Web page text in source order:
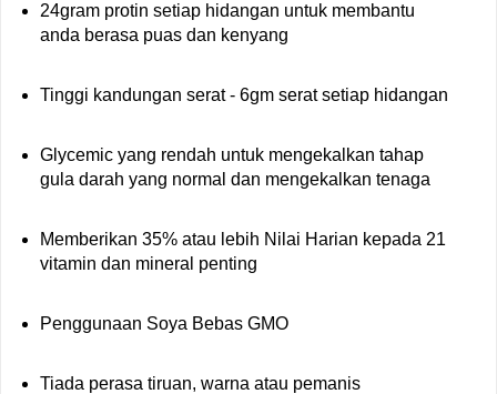
24gram protin setiap hidangan untuk membantu
anda berasa puas dan kenyang
Tinggi kandungan serat - 6gm serat setiap hidangan
Glycemic yang rendah untuk mengekalkan tahap
gula darah yang normal dan mengekalkan tenaga
Memberikan 35% atau lebih Nilai Harian kepada 21
vitamin dan mineral penting
Penggunaan Soya Bebas GMO
Tiada perasa tiruan, warna atau pemanis